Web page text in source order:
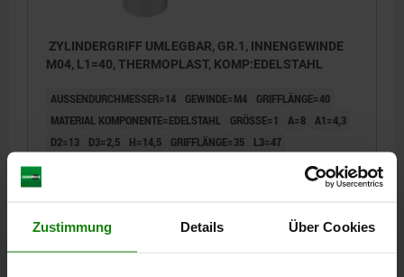
Zustimmung Details Über Cookies
ZYLINDERGRIFF UMLEGBAR, GR.1, INNENGEWINDE
M04, L1=40, THERMOPLAST, KOMP:EDELSTAHL
AUSSENDURCHMESSER=14 GEWINDE=M4
GRIFFLÄNGE=40
MATERIAL KOMPONENTE=EDELSTAHL
GRÖSSE=1 A=8
A1=4,3
D2=13
D3=2,5 H=14,5 GRIFFLÄNGE=35
L3=47
23,18 €
zzgl. MwSt.